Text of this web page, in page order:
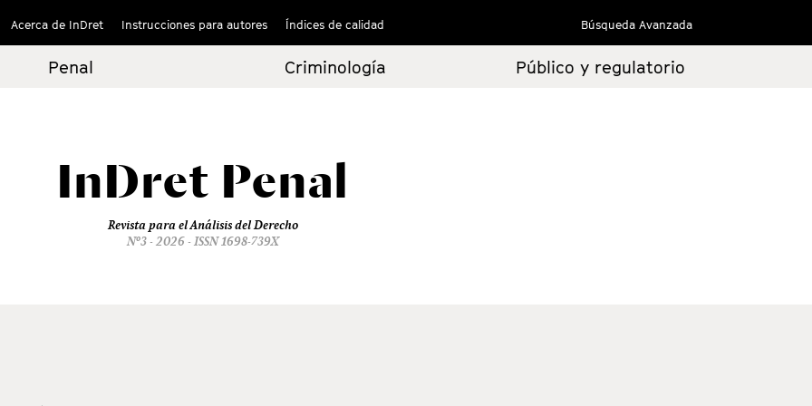
Acerca de InDret Instrucciones para autores Índices de calidad Búsqueda Avanzada
Penal Criminología Público y regulatorio
InDret Penal
Revista para el Análisis del Derecho
Nº3 - 2026 - ISSN 1698-739X